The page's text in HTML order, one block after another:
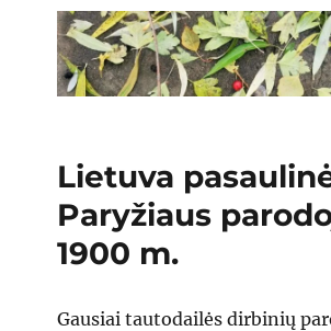
Lietuva
Paryžiaus
1900 m.
Gausiai tautodailės dirbinių